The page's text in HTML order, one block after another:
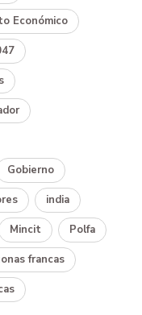
Económico
Gobierno
india
Mincit Polfa
francas